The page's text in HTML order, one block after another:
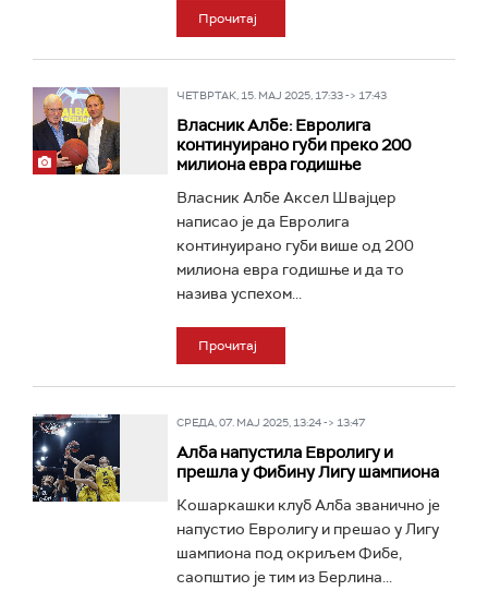
Прочитај
ЧЕТВРТАК, 15. МАЈ 2025, 17:33 -> 17:43
Власник Албе: Евролига
континуирано губи преко 200
милиона евра годишње
Власник Албе Аксел Швајцер
написао је да Евролига
континуирано губи више од 200
милиона евра годишње и да то
назива успехом...
Прочитај
СРЕДА, 07. МАЈ 2025, 13:24 -> 13:47
Алба напустила Евролигу и
прешла у Фибину Лигу шампиона
Кошаркашки клуб Алба званично је
напустио Евролигу и прешао у Лигу
шампиона под окриљем Фибе,
саопштио је тим из Берлина...